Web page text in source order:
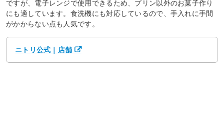
ですが、電子レンジで使用できるため、プリン以外のお菓子作り
にも適しています。食洗機にも対応しているので、手入れに手間
がかからない点も人気です。
ニトリ公式｜店舗